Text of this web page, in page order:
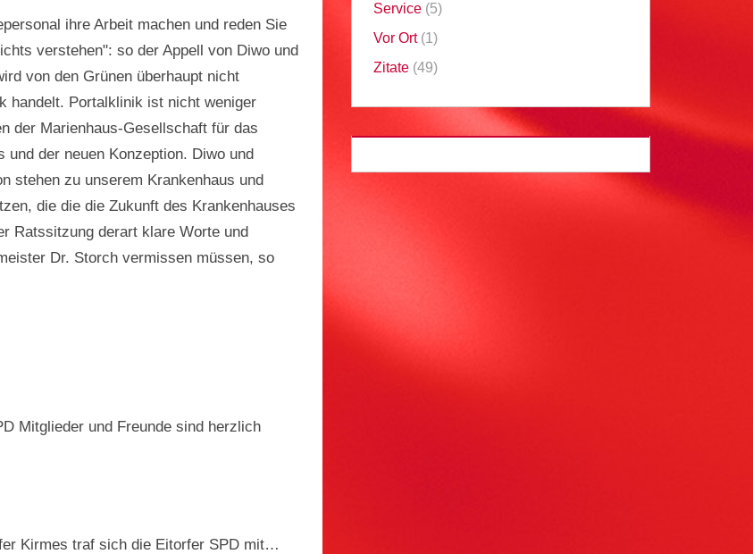
ihre Arbeit machen und reden Sie
verstehen": so der Appell von Diwo und
von den Grünen überhaupt nicht
handelt. Portalklinik ist nicht weniger
der Marienhaus-Gesellschaft für das
der neuen Konzeption. Diwo und
stehen zu unserem Krankenhaus und
die die die Zukunft des Krankenhauses
Ratssitzung derart klare Worte und
Dr. Storch vermissen müssen, so
Mitglieder und Freunde sind herzlich
Kirmes traf sich die Eitorfer SPD mit…
Service (5)
Vor Ort(1)
Zitate (49)